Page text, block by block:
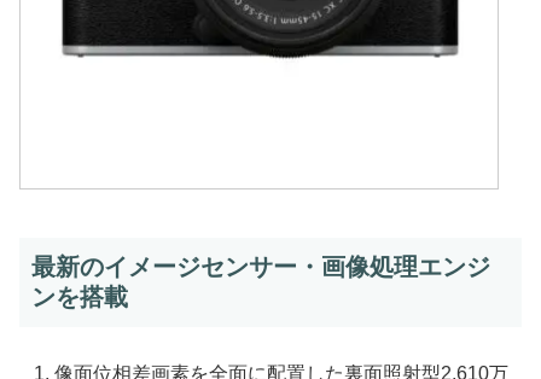
最新のイメージセンサー・画像処理エンジ
ンを搭載
像面位相差画素を全面に配置した裏面照射型2,610万